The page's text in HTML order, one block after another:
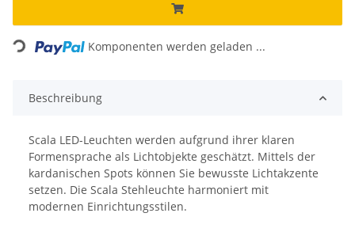
Loading... Komponenten werden geladen ...
Beschreibung
Scala LED-Leuchten werden aufgrund ihrer klaren
Formensprache als Lichtobjekte geschätzt. Mittels der
kardanischen Spots können Sie bewusste Lichtakzente
setzen. Die Scala Stehleuchte harmoniert mit
modernen Einrichtungsstilen.